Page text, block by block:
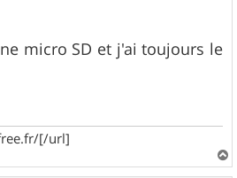
micro SD et j'ai toujours le
[/url]
a